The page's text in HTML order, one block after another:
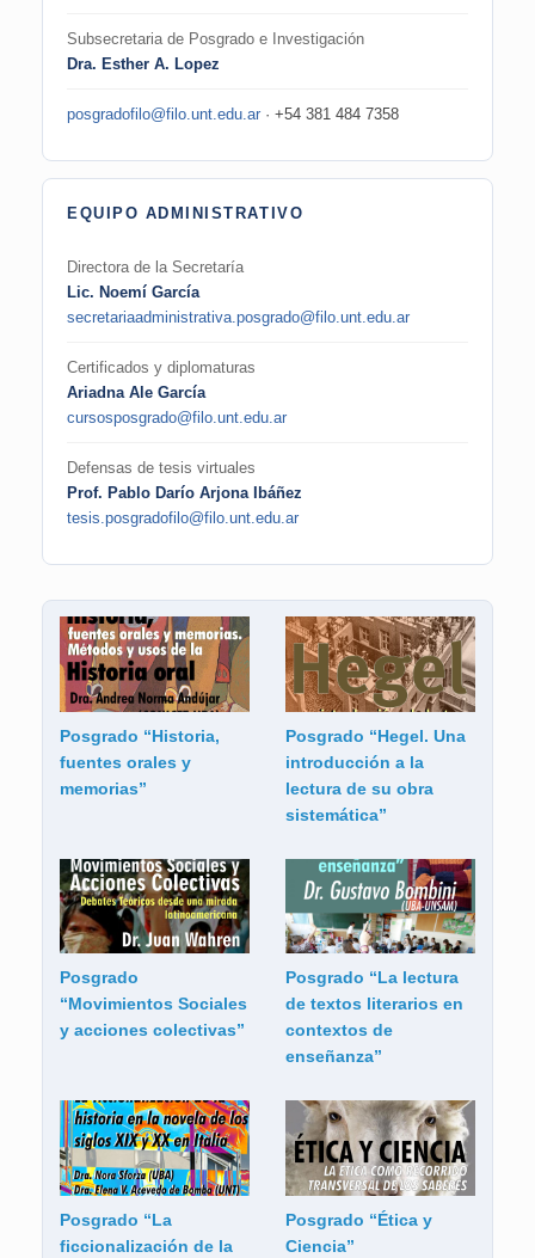
Subsecretaria de Posgrado e Investigación
Dra. Esther A. Lopez
posgradofilo@filo.unt.edu.ar · +54 381 484 7358
EQUIPO ADMINISTRATIVO
Directora de la Secretaría
Lic. Noemí García
secretariaadministrativa.posgrado@filo.unt.edu.ar
Certificados y diplomaturas
Ariadna Ale García
cursosposgrado@filo.unt.edu.ar
Defensas de tesis virtuales
Prof. Pablo Darío Arjona Ibáñez
tesis.posgradofilo@filo.unt.edu.ar
Posgrado “Historia,
fuentes orales y
memorias”
Posgrado “Hegel. Una
introducción a la
lectura de su obra
sistemática”
Posgrado
“Movimientos Sociales
y acciones colectivas”
Posgrado “La lectura
de textos literarios en
contextos de
enseñanza”
Posgrado “La
ficcionalización de la
Posgrado “Ética y
Ciencia”